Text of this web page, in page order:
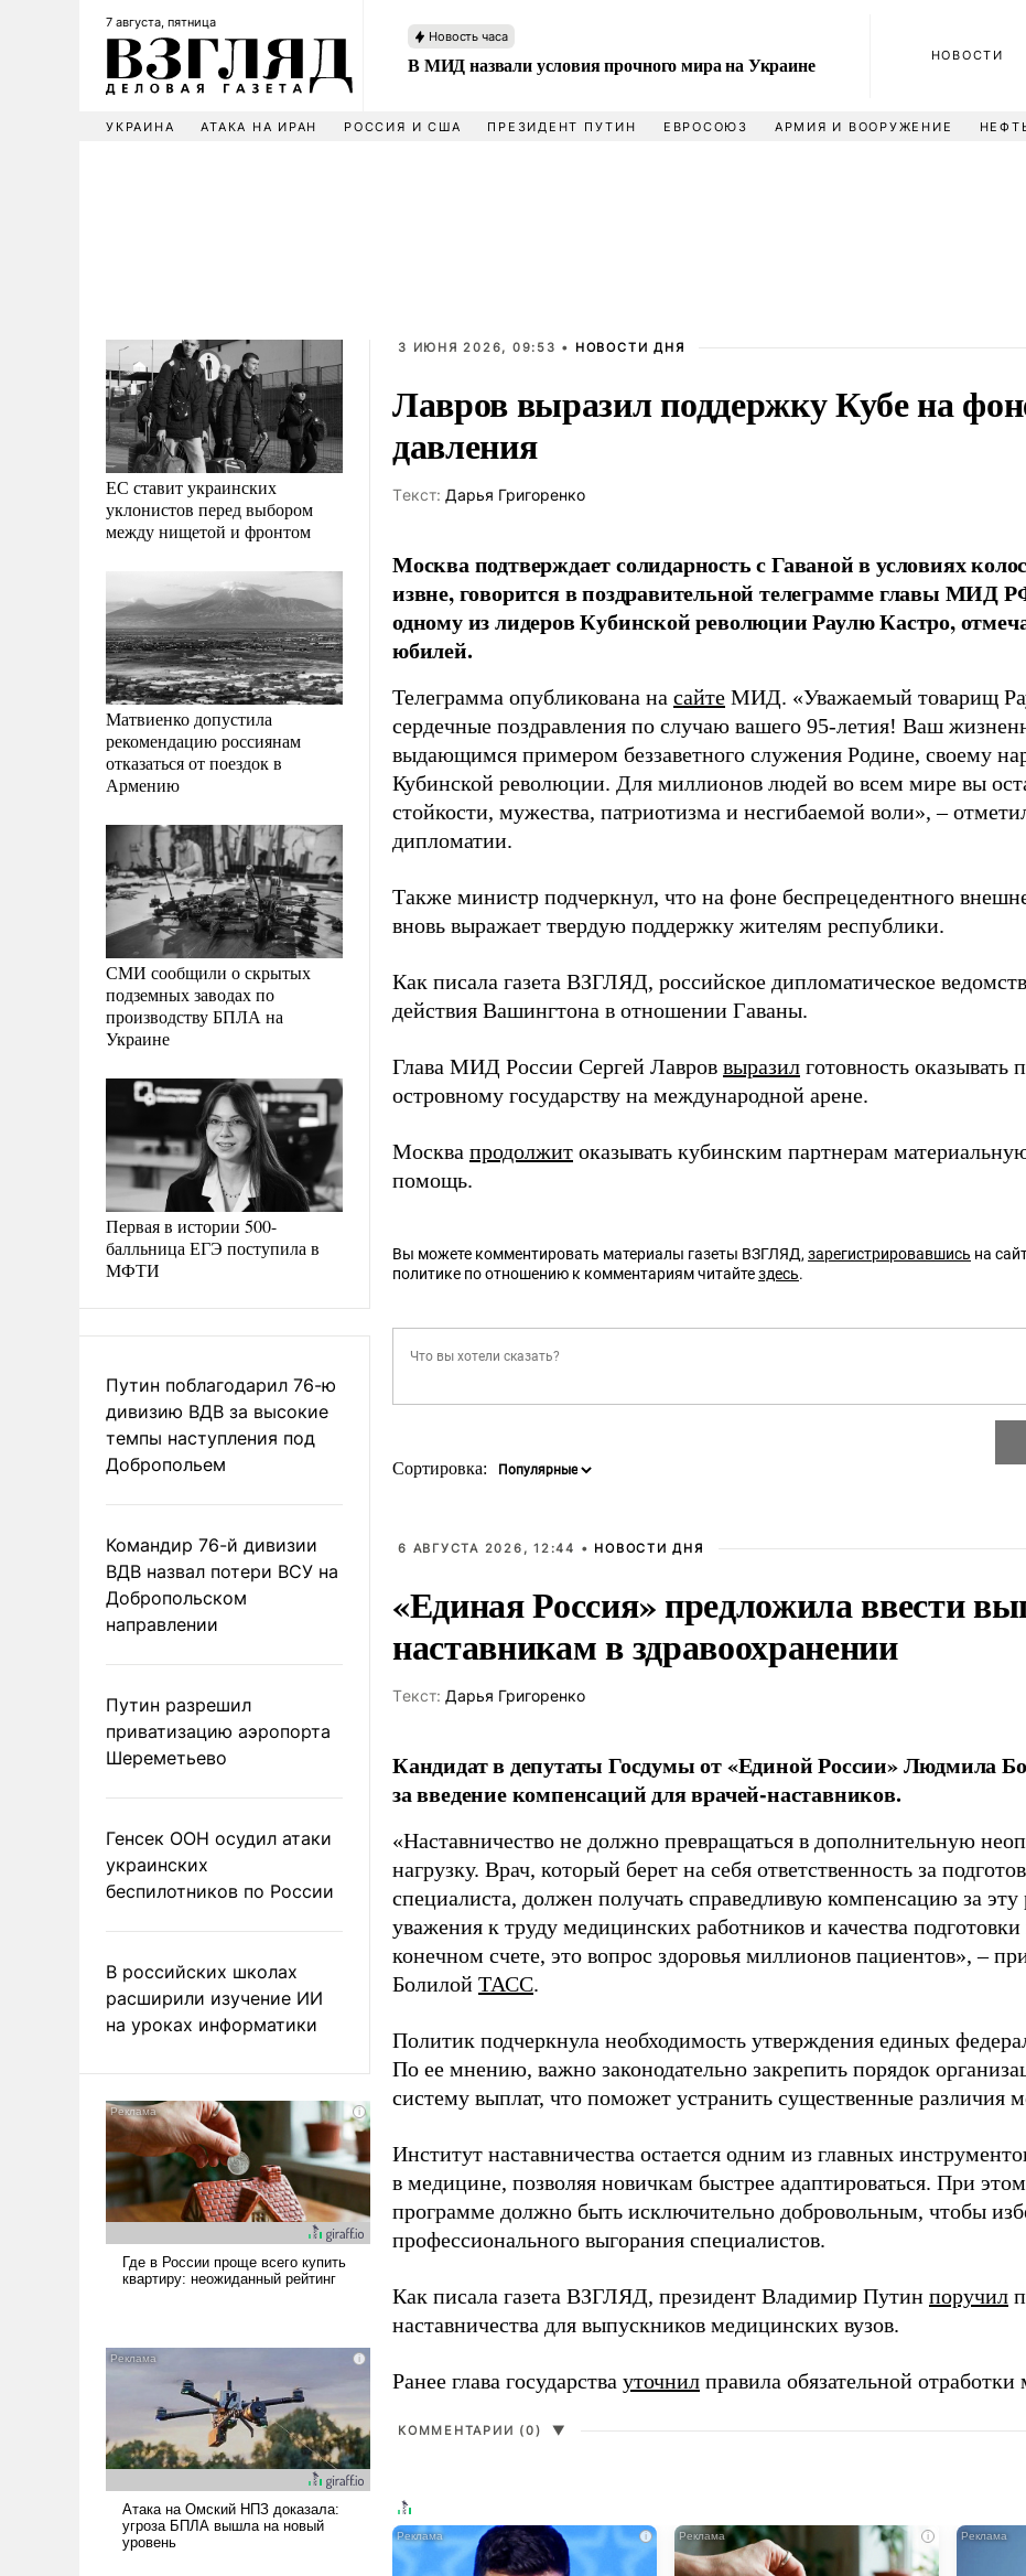
7 августа, пятница
Новость часа
В МИД назвали условия прочного мира на Украине НОВОСТИ
УКРАИНА АТАКА НА ИРАН РОССИЯ И США ПРЕЗИДЕНТ ПУТИН ЕВРОСОЮЗ АРМИЯ И ВООРУЖЕНИЕ
ЕС ставит украинских
уклонистов перед выбором
между нищетой и фронтом
Матвиенко допустила
рекомендацию россиянам
отказаться от поездок в
Армению
СМИ сообщили о скрытых
подземных заводах по
производству БПЛА на
Украине
Первая в истории 500-
балльница ЕГЭ поступила в
МФТИ
Путин поблагодарил 76-ю
дивизию ВДВ за высокие
темпы наступления под
Добропольем
Командир 76-й дивизии
ВДВ назвал потери ВСУ на
Добропольском
направлении
Путин разрешил
приватизацию аэропорта
Шереметьево
Генсек ООН осудил атаки
украинских
беспилотников по России
В российских школах
расширили изучение ИИ
на уроках информатики
3 ИЮНЯ 2026, 09:53 • НОВОСТИ ДНЯ
Лавров выразил поддержку Кубе на
давления
Tекст: Дарья Григоренко
Москва подтверждает солидарность с Гаваной в условиях
извне, говорится в поздравительной телеграмме главы МИД
одному из лидеров Кубинской революции Раулю Кастро,
юбилей.
Телеграмма опубликована на сайте МИД. «Уважаемый товарищ
сердечные поздравления по случаю вашего 95-летия! Ваш
выдающимся примером беззаветного служения Родине, своему
Кубинской революции. Для миллионов людей во всем мире вы
стойкости, мужества, патриотизма и несгибаемой воли», –
дипломатии.
Также министр подчеркнул, что на фоне беспрецедентного
вновь выражает твердую поддержку жителям республики.
Как писала газета ВЗГЛЯД, российское дипломатическое
действия Вашингтона в отношении Гаваны.
Глава МИД России Сергей Лавров выразил готовность оказывать
островному государству на международной арене.
Москва продолжит оказывать кубинским партнерам
помощь.
Вы можете комментировать материалы газеты ВЗГЛЯД, зарегистрировавшись на
политике по отношению к комментариям читайтездесь.
Сортировка:
6 АВГУСТА 2026, 12:44 • НОВОСТИ ДНЯ
«Единая Россия» предложила ввести
наставникам в здравоохранении
Tекст: Дарья Григоренко
Кандидат в депутаты Госдумы от «Единой России» Людмила
за введение компенсаций для врачей-наставников.
«Наставничество не должно превращаться в дополнительную
нагрузку. Врач, который берет на себя ответственность за
специалиста, должен получать справедливую компенсацию за эту
уважения к труду медицинских работников и качества
конечном счете, это вопрос здоровья миллионов пациентов», –
Болилой ТАСС.
Политик подчеркнула необходимость утверждения единых
По ее мнению, важно законодательно закрепить порядок
систему выплат, что поможет устранить существенные различия
Институт наставничества остается одним из главных
в медицине, позволяя новичкам быстрее адаптироваться. При
программе должно быть исключительно добровольным, чтобы
профессионального выгорания специалистов.
Как писала газета ВЗГЛЯД, президент Владимир Путин поручил
наставничества для выпускников медицинских вузов.
Ранее глава государства уточнил правила обязательной
КОММЕНТАРИИ (0) ▼
i i